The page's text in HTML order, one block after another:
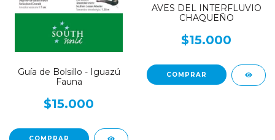
Guía de Bolsillo - Iguazú
Fauna
$15.000
AVES DEL INTERFLUVIO
CHAQUEÑO
$15.000